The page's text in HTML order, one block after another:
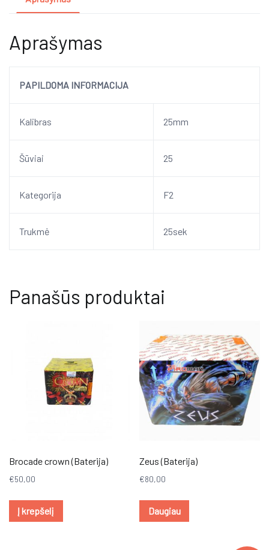
Aprašymas
PAPILDOMA INFORMACIJA
Kalibras 25mm
Šūviai 25
Kategorija F2
Trukmė 25sek
Panašūs produktai
Brocade crown (Baterija)
€50,00
Į krepšelį
Zeus (Baterija)
€80,00
Daugiau